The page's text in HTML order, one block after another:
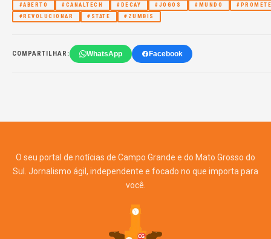
#ABERTO #CANALTECH #DECAY #JOGOS #MUNDO
#PROMETE
#REVOLUCIONAR
#STATE #ZUMBIS
COMPARTILHAR: WhatsApp Facebook
O seu portal de notícias de Campo Grande e do Mato Grosso do
Sul. Jornalismo ágil, independente e focado no que importa para
você.